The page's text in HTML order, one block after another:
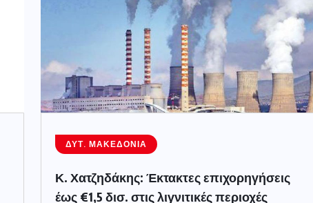
ΔΥΤ. ΜΑΚΕΔΟΝΊΑ
Κ. Χατζηδάκης: Έκτακτες επιχορηγήσεις
έως €1,5 δισ. στις λιγνιτικές περιοχές